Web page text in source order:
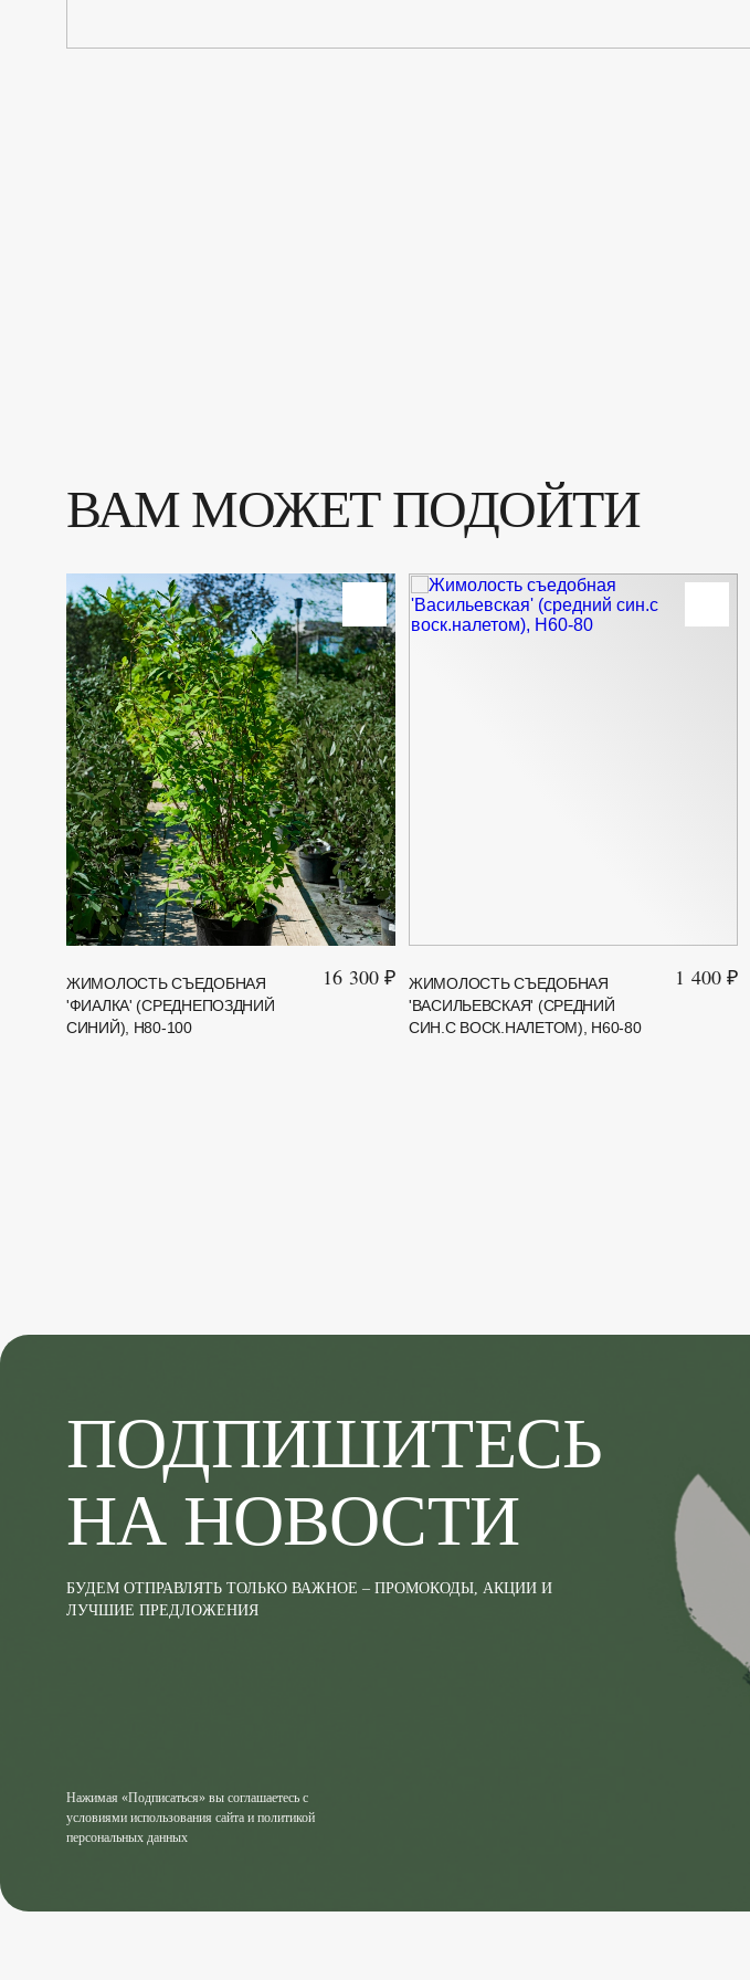
ВАМ МОЖЕТ ПОДОЙТИ
ЖИМОЛОСТЬ СЪЕДОБНАЯ
'ФИАЛКА' (СРЕДНЕПОЗДНИЙ
СИНИЙ), H80-100
16 300 ₽
ЖИМОЛОСТЬ СЪЕДОБНАЯ
'ВАСИЛЬЕВСКАЯ' (СРЕДНИЙ
СИН.С ВОСК.НАЛЕТОМ), H60-80
1 400 ₽
ПОДПИШИТЕСЬ
НА НОВОСТИ
БУДЕМ ОТПРАВЛЯТЬ ТОЛЬКО ВАЖНОЕ – ПРОМОКОДЫ, АКЦИИ И
ЛУЧШИЕ ПРЕДЛОЖЕНИЯ
Нажимая «Подписаться» вы соглашаетесь с
условиями использования сайта и политикой
персональных данных